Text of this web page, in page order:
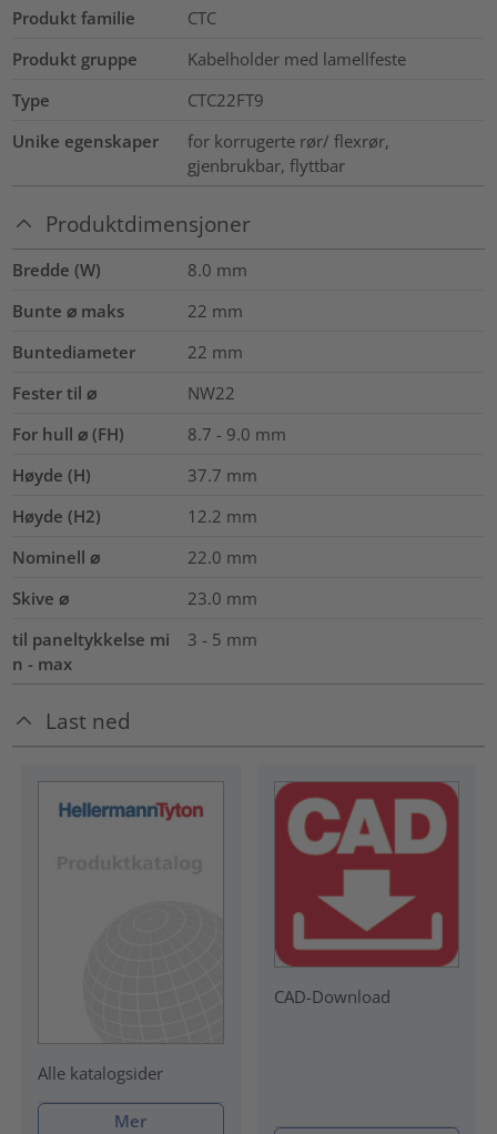
Produkt familie
CTC
Produkt gruppe
Kabelholder med lamellfeste
Type
CTC22FT9
Unike egenskaper
for korrugerte rør/ flexrør,
gjenbrukbar, flyttbar
Produktdimensjoner
Bredde (W) 8.0 mm
Bunte ⌀ maks
22 mm
Buntediameter
22 mm
Fester til ⌀
NW22
For hull ⌀ (FH)
8.7 - 9.0 mm
Høyde (H)
37.7 mm
Høyde (H2)
12.2 mm
Nominell ⌀
22.0 mm
Skive ⌀
23.0 mm
til paneltykkelse mi
n - max
3 - 5 mm
Last ned
Alle katalogsider
Mer
CAD-Download